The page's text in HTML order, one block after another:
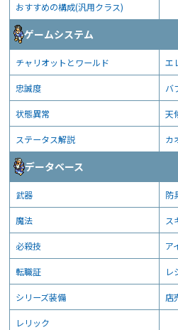
おすすめの構成(汎用クラス)
ゲームシステム
チャリオットとワールド エ
忠誠度 バ
状態異常 天
ステータス解説 カ
データベース
武器 防
魔法 ス
必殺技 ア
転職証 レ
シリーズ装備 店
レリック